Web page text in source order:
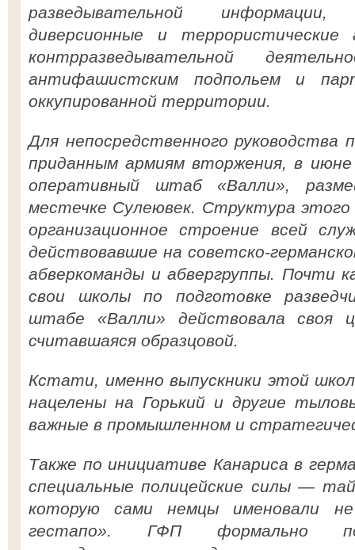
разведывательной
диверсионные и террористические
контрразведывательной
антифашистским подпольем и
оккупированной территории.
Для непосредственного руководства
приданным армиям вторжения, в июне
оперативный штаб «Валли»,
местечке Сулеювек. Структура
организационное строение всей
действовавшие на советско-
абверкоманды и абвергруппы. Почти
свои школы по подготовке
штабе «Валли» действовала своя
считавшаяся образцовой.
Кстати, именно выпускники этой
нацелены на Горький и другие
важные в промышленном и
Также по инициативе Канариса в
специальные полицейские силы —
которую сами немцы именовали
гестапо». ГФП формально